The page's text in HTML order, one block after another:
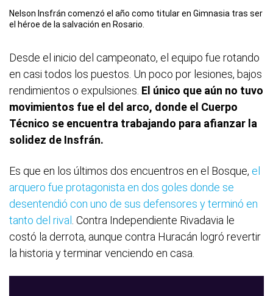
Nelson Insfrán comenzó el año como titular en Gimnasia tras ser
el héroe de la salvación en Rosario.
Desde el inicio del campeonato, el equipo fue rotando
en casi todos los puestos. Un poco por lesiones, bajos
rendimientos o expulsiones. El único que aún no tuvo
movimientos fue el del arco, donde el Cuerpo
Técnico se encuentra trabajando para afianzar la
solidez de Insfrán.
Es que en los últimos dos encuentros en el Bosque, el
arquero fue protagonista en dos goles donde se
desentendió con uno de sus defensores y terminó en
tanto del rival . Contra Independiente Rivadavia le
costó la derrota, aunque contra Huracán logró revertir
la historia y terminar venciendo en casa.